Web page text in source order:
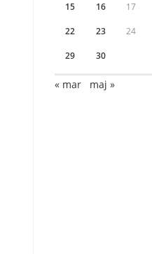
15 16 17
22 23 24
29 30
« mar maj »